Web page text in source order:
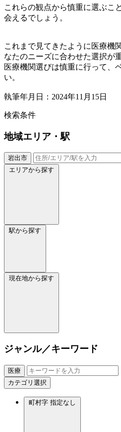
これらの観点から慎重に選ぶこ
会えるでしょう。
これまで見てきたように医療機
なたのニーズに合わせた選択が
医療機関選びは慎重に行って、
い。
執筆年月日：2024年11月15日
検索条件
地域エリア・駅
岩出市
エリアから探す
駅から探す
現在地から探す
ジャンル／キーワード
医療
カテゴリ選択
町村字 指定なし